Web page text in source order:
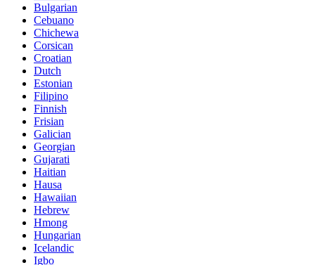
Bulgarian
Cebuano
Chichewa
Corsican
Croatian
Dutch
Estonian
Filipino
Finnish
Frisian
Galician
Georgian
Gujarati
Haitian
Hausa
Hawaiian
Hebrew
Hmong
Hungarian
Icelandic
Igbo